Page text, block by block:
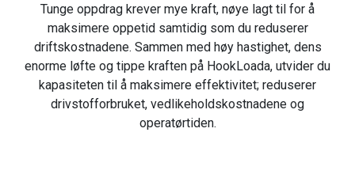
Tunge oppdrag krever mye kraft, nøye lagt til for å
maksimere oppetid samtidig som du reduserer
driftskostnadene. Sammen med høy hastighet, dens
enorme løfte og tippe kraften på HookLoada, utvider du
kapasiteten til å maksimere effektivitet; reduserer
drivstofforbruket, vedlikeholdskostnadene og
operatørtiden.